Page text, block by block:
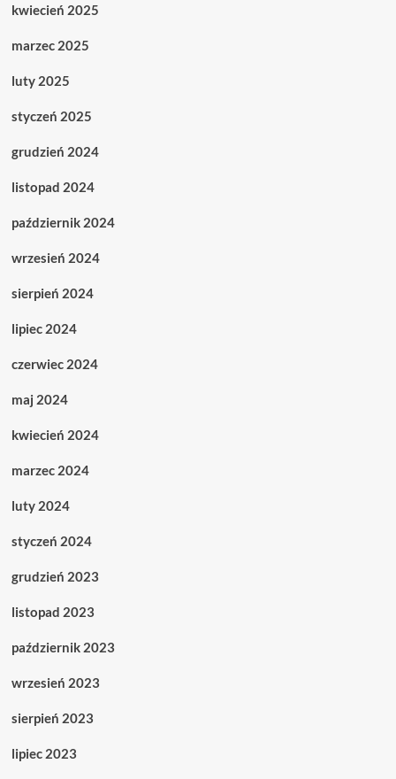
kwiecień 2025
marzec 2025
luty 2025
styczeń 2025
grudzień 2024
listopad 2024
październik 2024
wrzesień 2024
sierpień 2024
lipiec 2024
czerwiec 2024
maj 2024
kwiecień 2024
marzec 2024
luty 2024
styczeń 2024
grudzień 2023
listopad 2023
październik 2023
wrzesień 2023
sierpień 2023
lipiec 2023